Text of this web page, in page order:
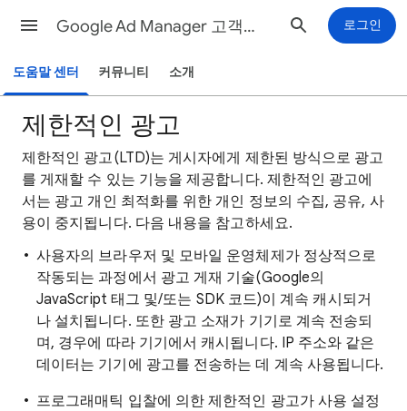
Google Ad Manager 고객센터 로그인
도움말 센터 커뮤니티 소개
제한적인 광고
제한적인 광고(LTD)는 게시자에게 제한된 방식으로 광고
를 게재할 수 있는 기능을 제공합니다. 제한적인 광고에
서는 광고 개인 최적화를 위한 개인 정보의 수집, 공유, 사
용이 중지됩니다. 다음 내용을 참고하세요.
사용자의 브라우저 및 모바일 운영체제가 정상적으로
작동되는 과정에서 광고 게재 기술(Google의
JavaScript 태그 및/또는 SDK 코드)이 계속 캐시되거
나 설치됩니다. 또한 광고 소재가 기기로 계속 전송되
며, 경우에 따라 기기에서 캐시됩니다. IP 주소와 같은
데이터는 기기에 광고를 전송하는 데 계속 사용됩니다.
프로그래매틱 입찰에 의한 제한적인 광고가 사용 설정